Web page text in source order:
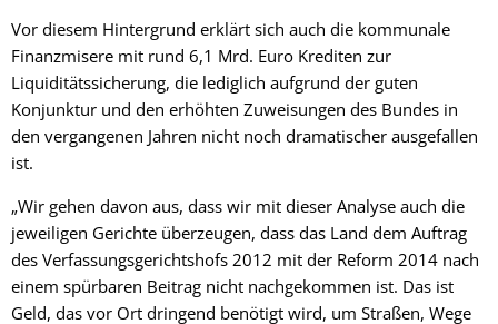
Vor diesem Hintergrund erklärt sich auch die kommunale
Finanzmisere mit rund 6,1 Mrd. Euro Krediten zur
Liquiditätssicherung, die lediglich aufgrund der guten
Konjunktur und den erhöhten Zuweisungen des Bundes in
den vergangenen Jahren nicht noch dramatischer ausgefallen
ist.
„Wir gehen davon aus, dass wir mit dieser Analyse auch die
jeweiligen Gerichte überzeugen, dass das Land dem Auftrag
des Verfassungsgerichtshofs 2012 mit der Reform 2014 nach
einem spürbaren Beitrag nicht nachgekommen ist. Das ist
Geld, das vor Ort dringend benötigt wird, um Straßen, Wege